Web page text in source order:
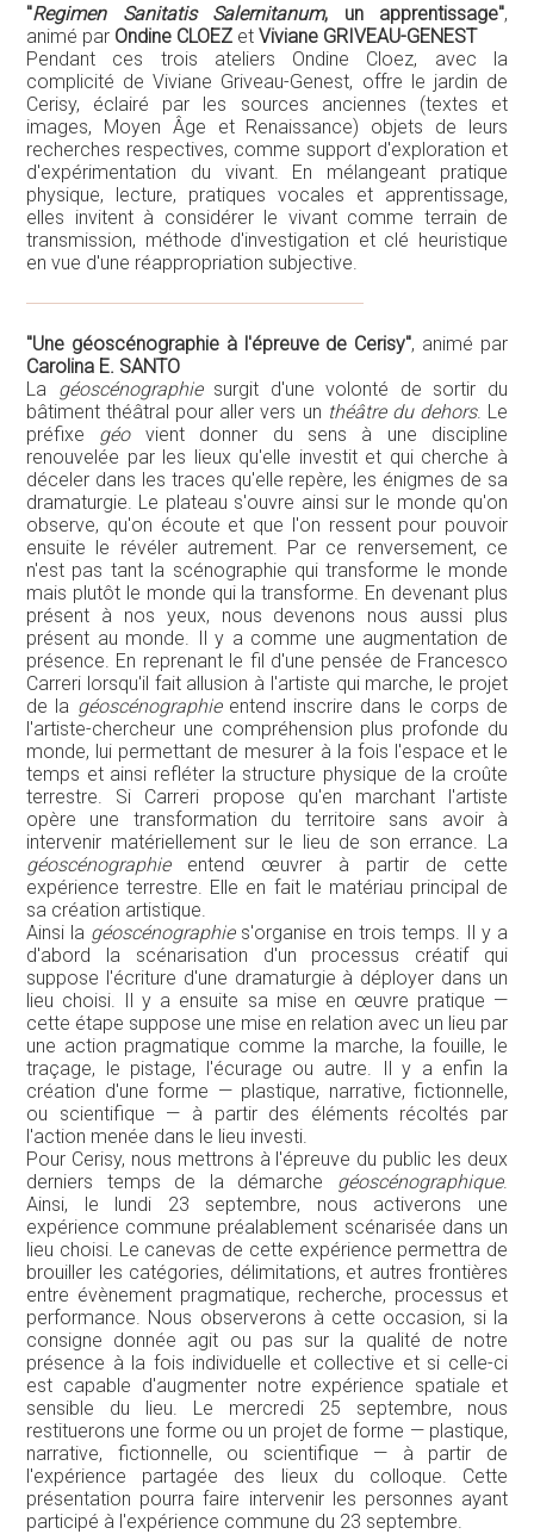
"Regimen Sanitatis Salernitanum, un apprentissage",
animé par Ondine CLOEZ et Viviane GRIVEAU-GENEST
Pendant ces trois ateliers Ondine Cloez, avec la
complicité de Viviane Griveau-Genest, offre le jardin de
Cerisy, éclairé par les sources anciennes (textes et
images, Moyen Âge et Renaissance) objets de leurs
recherches respectives, comme support d'exploration et
d'expérimentation du vivant. En mélangeant pratique
physique, lecture, pratiques vocales et apprentissage,
elles invitent à considérer le vivant comme terrain de
transmission, méthode d'investigation et clé heuristique
en vue d'une réappropriation subjective.
"Une géoscénographie à l'épreuve de Cerisy", animé par
Carolina E. SANTO
La géoscénographiesurgit d'une volonté de sortir du
bâtiment théâtral pour aller vers un théâtre du dehors. Le
préfixe géovient donner du sens à une discipline
renouvelée par les lieux qu'elle investit et qui cherche à
déceler dans les traces qu'elle repère, les énigmes de sa
dramaturgie. Le plateau s'ouvre ainsi sur le monde qu'on
observe, qu'on écoute et que l'on ressent pour pouvoir
ensuite le révéler autrement. Par ce renversement, ce
n'est pas tant la scénographie qui transforme le monde
mais plutôt le monde qui la transforme. En devenant plus
présent à nos yeux, nous devenons nous aussi plus
présent au monde. Il y a comme une augmentation de
présence. En reprenant le fil d'une pensée de Francesco
Carreri lorsqu'il fait allusion à l'artiste qui marche, le projet
de la géoscénographieentend inscrire dans le corps de
l'artiste-chercheur une compréhension plus profonde du
monde, lui permettant de mesurer à la fois l'espace et le
temps et ainsi refléter la structure physique de la croûte
terrestre. Si Carreri propose qu'en marchant l'artiste
opère une transformation du territoire sans avoir à
intervenir matériellement sur le lieu de son errance. La
géoscénographieentend œuvrer à partir de cette
expérience terrestre. Elle en fait le matériau principal de
sa création artistique.
Ainsi la géoscénographies'organise en trois temps. Il y a
d'abord la scénarisation d'un processus créatif qui
suppose l'écriture d'une dramaturgie à déployer dans un
lieu choisi. Il y a ensuite sa mise en œuvre pratique —
cette étape suppose une mise en relation avec un lieu par
une action pragmatique comme la marche, la fouille, le
traçage, le pistage, l'écurage ou autre. Il y a enfin la
création d'une forme — plastique, narrative, fictionnelle,
ou scientifique — à partir des éléments récoltés par
l'action menée dans le lieu investi.
Pour Cerisy, nous mettrons à l'épreuve du public les deux
derniers temps de la démarche géoscénographique.
Ainsi, le lundi 23 septembre, nous activerons une
expérience commune préalablement scénarisée dans un
lieu choisi. Le canevas de cette expérience permettra de
brouiller les catégories, délimitations, et autres frontières
entre évènement pragmatique, recherche, processus et
performance. Nous observerons à cette occasion, si la
consigne donnée agit ou pas sur la qualité de notre
présence à la fois individuelle et collective et si celle-ci
est capable d'augmenter notre expérience spatiale et
sensible du lieu. Le mercredi 25 septembre, nous
restituerons une forme ou un projet de forme — plastique,
narrative, fictionnelle, ou scientifique — à partir de
l'expérience partagée des lieux du colloque. Cette
présentation pourra faire intervenir les personnes ayant
participé à l'expérience commune du 23 septembre.